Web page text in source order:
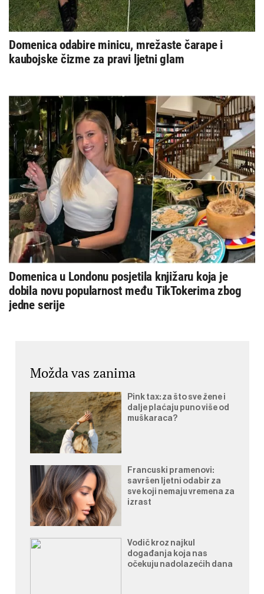
Domenica odabire minicu, mrežaste čarape i
kaubojske čizme za pravi ljetni glam
Domenica u Londonu posjetila knjižaru koja je
dobila novu popularnost među TikTokerima zbog
jedne serije
Možda vas zanima
Pink tax: za što sve žene i
dalje plaćaju puno više od
muškaraca?
Francuski pramenovi:
savršen ljetni odabir za
sve koji nemaju vremena za
izrast
Vodič kroz najkul
događanja koja nas
očekuju nadolazećih dana